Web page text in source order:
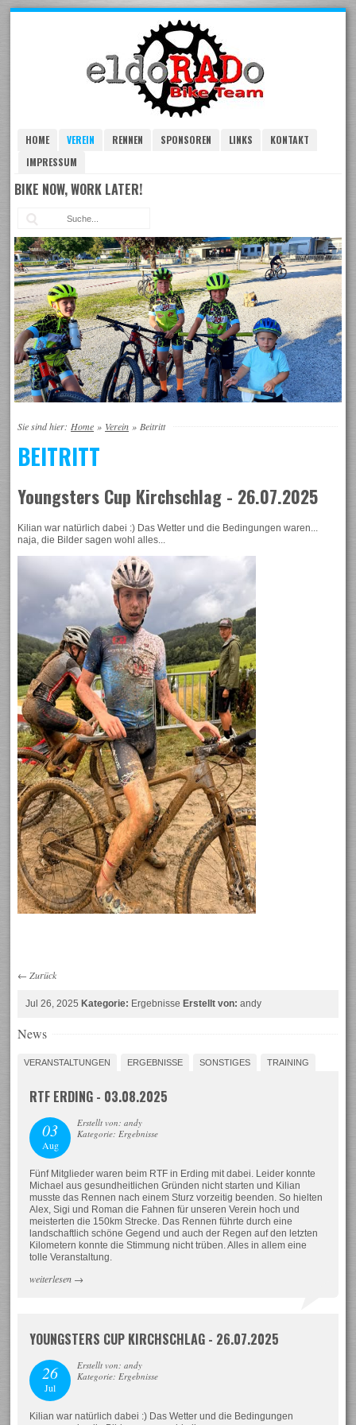
HOME VEREIN RENNEN SPONSOREN LINKS
KONTAKT
IMPRESSUM
BIKE NOW, WORK LATER!
Sie sind hier: Home » Verein » Beitritt
BEITRITT
Youngsters Cup Kirchschlag - 26.07.2025
Kilian war natürlich dabei :) Das Wetter und die Bedingungen waren...
naja, die Bilder sagen wohl alles...
← Zurück
Jul 26, 2025Kategorie: ErgebnisseErstellt von: andy
News
VERANSTALTUNGEN ERGEBNISSE SONSTIGES TRAINING
RTF ERDING - 03.08.2025
03
Aug
Erstellt von: andy
Kategorie: Ergebnisse
Fünf Mitglieder waren beim RTF in Erding mit dabei. Leider konnte
Michael aus gesundheitlichen Gründen nicht starten und Kilian
musste das Rennen nach einem Sturz vorzeitig beenden. So hielten
Alex, Sigi und Roman die Fahnen für unseren Verein hoch und
meisterten die 150km Strecke. Das Rennen führte durch eine
landschaftlich schöne Gegend und auch der Regen auf den letzten
Kilometern konnte die Stimmung nicht trüben. Alles in allem eine
tolle Veranstaltung.
weiterlesen →
YOUNGSTERS CUP KIRCHSCHLAG - 26.07.2025
26
Jul
Erstellt von: andy
Kategorie: Ergebnisse
Kilian war natürlich dabei :) Das Wetter und die Bedingungen